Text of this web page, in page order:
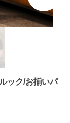
ック/お揃いパ